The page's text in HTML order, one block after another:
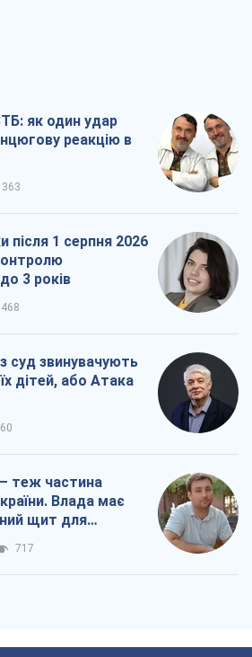
як один удар
реакцію в
363
після 1 серпня 2026
3 років
468
суд звинувачують
дітей, або Атака
– теж частина
Влада має
щит для
717